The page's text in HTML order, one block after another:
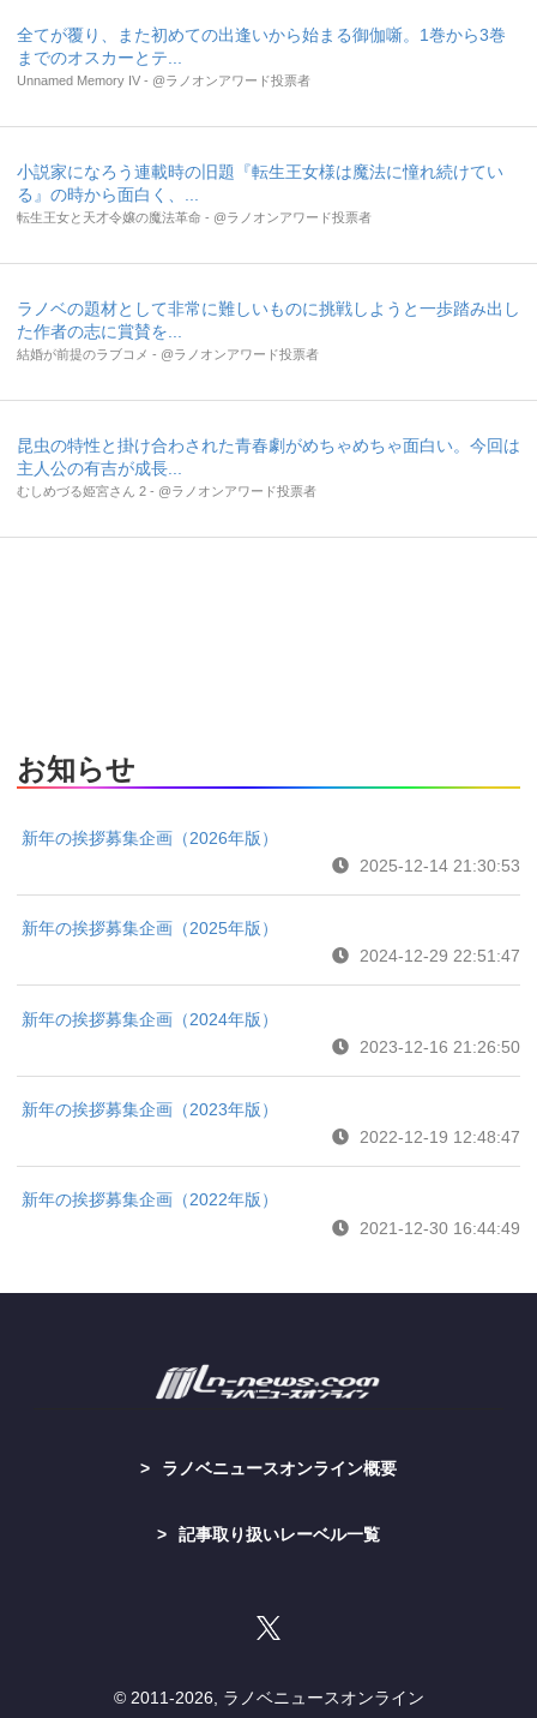
全てが覆り、また初めての出逢いから始まる御伽噺。1巻から3巻
までのオスカーとテ...
Unnamed Memory IV - @ラノオンアワード投票者
小説家になろう連載時の旧題『転生王女様は魔法に憧れ続けてい
る』の時から面白く、...
転生王女と天才令嬢の魔法革命 - @ラノオンアワード投票者
ラノベの題材として非常に難しいものに挑戦しようと一歩踏み出し
た作者の志に賞賛を...
結婚が前提のラブコメ - @ラノオンアワード投票者
昆虫の特性と掛け合わされた青春劇がめちゃめちゃ面白い。今回は
主人公の有吉が成長...
むしめづる姫宮さん 2 - @ラノオンアワード投票者
お知らせ
新年の挨拶募集企画（2026年版）
2025-12-14 21:30:53
新年の挨拶募集企画（2025年版）
2024-12-29 22:51:47
新年の挨拶募集企画（2024年版）
2023-12-16 21:26:50
新年の挨拶募集企画（2023年版）
2022-12-19 12:48:47
新年の挨拶募集企画（2022年版）
2021-12-30 16:44:49
ラノベニュースオンライン概要
記事取り扱いレーベル一覧
© 2011-2026, ラノベニュースオンライン